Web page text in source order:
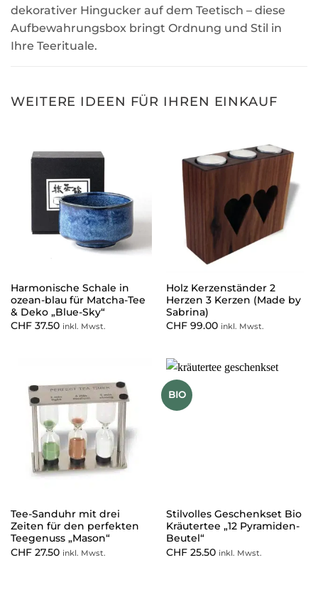
dekorativer Hingucker auf dem Teetisch – diese
Aufbewahrungsbox bringt Ordnung und Stil in
Ihre Teerituale.
WEITERE IDEEN FÜR IHREN EINKAUF
Harmonische Schale in
ozean-blau für Matcha-Tee
& Deko „Blue-Sky“
CHF37.50 inkl. Mwst.
Holz Kerzenständer 2
Herzen 3 Kerzen (Made by
Sabrina)
CHF99.00 inkl. Mwst.
Tee-Sanduhr mit drei
Zeiten für den perfekten
Teegenuss „Mason“
CHF27.50 inkl. Mwst.
BIO
Stilvolles Geschenkset Bio
Kräutertee „12 Pyramiden-
Beutel“
CHF25.50 inkl. Mwst.